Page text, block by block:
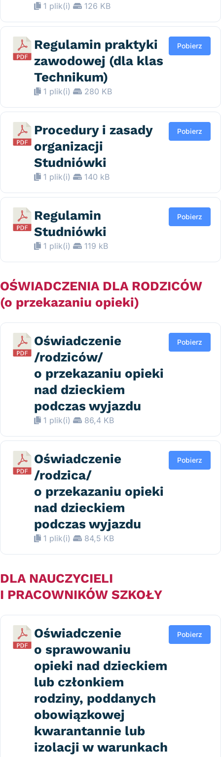
1 plik(i) 126 KB
Regulamin praktyki
zawodowej (dla klas
Technikum)
1 plik(i) 280 KB
Pobierz
Procedury i zasady
organizacji
Studniówki
1 plik(i) 140 kB
Pobierz
Regulamin
Studniówki
1 plik(i) 119 kB
Pobierz
OŚWIADCZENIA DLA RODZICÓW
(o przekazaniu opieki)
Oświadczenie
/rodziców/
o przekazaniu opieki
nad dzieckiem
podczas wyjazdu
1 plik(i) 86,4 KB
Pobierz
Oświadczenie
/rodzica/
o przekazaniu opieki
nad dzieckiem
podczas wyjazdu
1 plik(i) 84,5 KB
Pobierz
DLA NAUCZYCIELI
I PRACOWNIKÓW SZKOŁY
Oświadczenie
o sprawowaniu
opieki nad dzieckiem
lub członkiem
rodziny, poddanych
obowiązkowej
kwarantannie lub
izolacji w warunkach
Pobierz